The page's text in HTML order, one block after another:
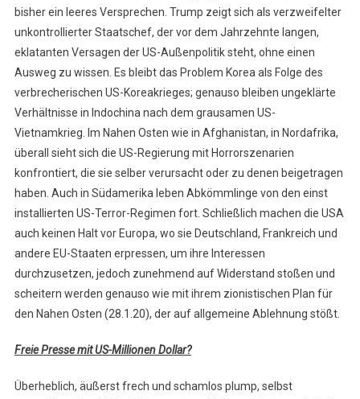
bisher ein leeres Versprechen. Trump zeigt sich als verzweifelter
unkontrollierter Staatschef, der vor dem Jahrzehnte langen,
eklatanten Versagen der US-Außenpolitik steht, ohne einen
Ausweg zu wissen. Es bleibt das Problem Korea als Folge des
verbrecherischen US-Koreakrieges; genauso bleiben ungeklärte
Verhältnisse in Indochina nach dem grausamen US-
Vietnamkrieg. Im Nahen Osten wie in Afghanistan, in Nordafrika,
überall sieht sich die US-Regierung mit Horrorszenarien
konfrontiert, die sie selber verursacht oder zu denen beigetragen
haben. Auch in Südamerika leben Abkömmlinge von den einst
installierten US-Terror-Regimen fort. Schließlich machen die USA
auch keinen Halt vor Europa, wo sie Deutschland, Frankreich und
andere EU-Staaten erpressen, um ihre Interessen
durchzusetzen, jedoch zunehmend auf Widerstand stoßen und
scheitern werden genauso wie mit ihrem zionistischen Plan für
den Nahen Osten (28.1.20), der auf allgemeine Ablehnung stößt.
Freie Presse mit US-Millionen Dollar?
Überheblich, äußerst frech und schamlos plump, selbst